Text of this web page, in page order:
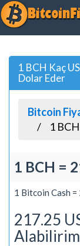
1 BCH Kaç
Dolar Eder
Bitcoin
1
1 BCH =
1 Bitcoin Cash
217.25